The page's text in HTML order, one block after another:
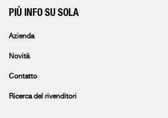
PIÙ INFO SU SOLA
Azienda
Novità
Contatto
Ricerca del rivenditori